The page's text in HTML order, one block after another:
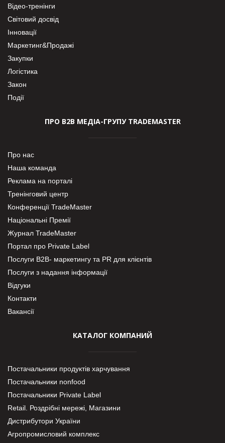
Відео-тренінги
Світовий досвід
Інновації
Маркетинг&Продажі
Закупки
Логістика
Закон
Події
ПРО В2В МЕДІА-ГРУПУ TRADEMASTER
Про нас
Наша команда
Реклама на порталі
Тренінговий центр
Конференції TradeMaster
Національні Премії
Журнал TradeMaster
Портал про Private Label
Послуги В2В- маркетингу та PR для клієнтів
Послуги з надання інформації
Відгуки
Контакти
Вакансії
КАТАЛОГ КОМПАНИЙ
Постачальники продуктів харчування
Постачальники nonfood
Постачальники Private Label
Retail. Роздрібні мережі, Магазини
Дистрибутори України
Агропромисловий комплекс